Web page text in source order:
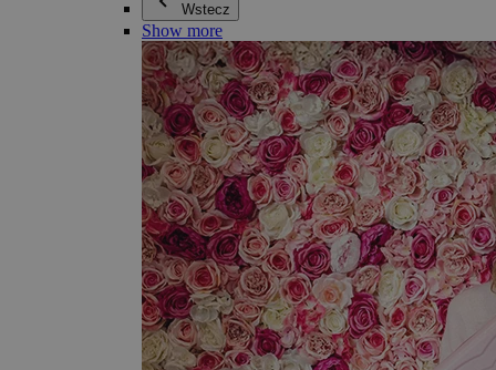
Wstecz
Show more